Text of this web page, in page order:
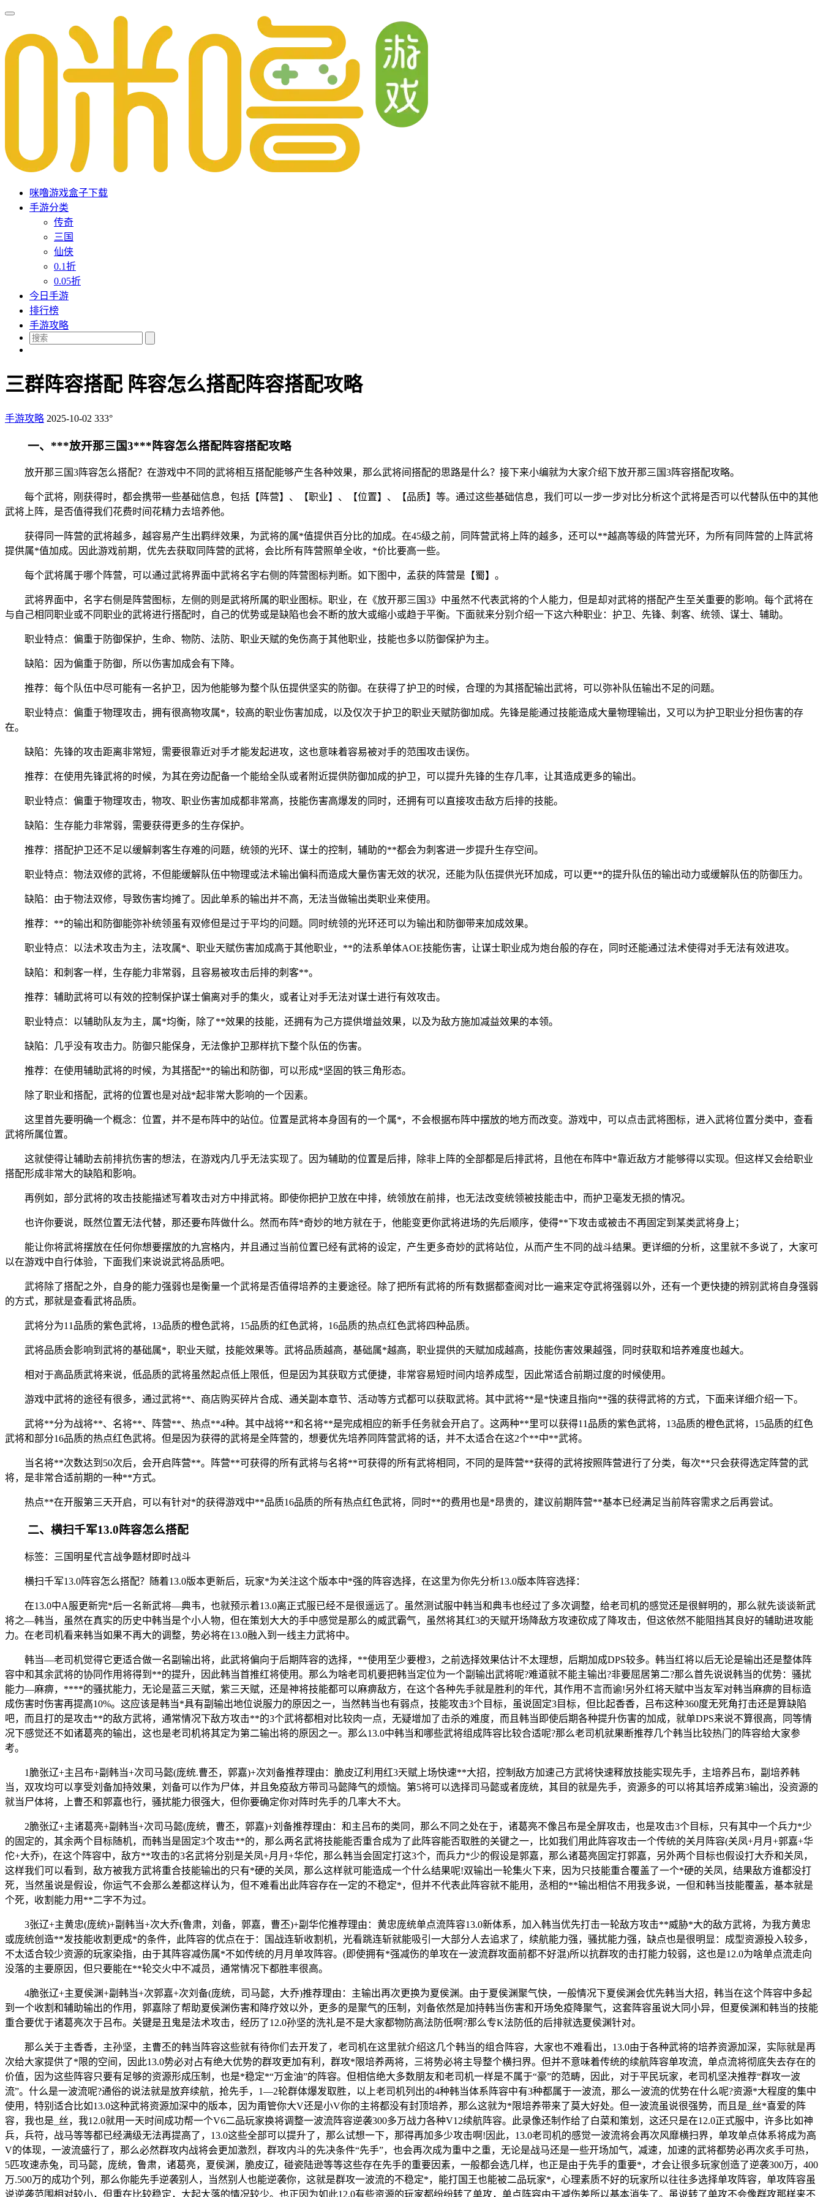
咪噜游戏盒子下载
手游分类
传奇
三国
仙侠
0.1折
0.05折
今日手游
排行榜
手游攻略
三群阵容搭配 阵容怎么搭配阵容搭配攻略
手游攻略 2025-10-02 333°
一、***放开那三国3***阵容怎么搭配阵容搭配攻略
放开那三国3阵容怎么搭配？在游戏中不同的武将相互搭配能够产生各种效果，那么武将间搭配的思路是什么？接下来小编就为大家介绍下放开那三国3阵容搭配攻略。
每个武将，刚获得时，都会携带一些基础信息，包括【阵营】、【职业】、【位置】、【品质】等。通过这些基础信息，我们可以一步一步对比分析这个武将是否可以代替队伍中的其他
武将上阵，是否值得我们花费时间花精力去培养他。
获得同一阵营的武将越多，越容易产生出羁绊效果，为武将的属*值提供百分比的加成。在45级之前，同阵营武将上阵的越多，还可以**越高等级的阵营光环，为所有同阵营的上阵武将
提供属*值加成。因此游戏前期，优先去获取同阵营的武将，会比所有阵营照单全收，*价比要高一些。
每个武将属于哪个阵营，可以通过武将界面中武将名字右侧的阵营图标判断。如下图中，孟获的阵营是【蜀】。
武将界面中，名字右侧是阵营图标，左侧的则是武将所属的职业图标。职业，在《放开那三国3》中虽然不代表武将的个人能力，但是却对武将的搭配产生至关重要的影响。每个武将在
与自己相同职业或不同职业的武将进行搭配时，自己的优势或是缺陷也会不断的放大或缩小或趋于平衡。下面就来分别介绍一下这六种职业：护卫、先锋、刺客、统领、谋士、辅助。
职业特点：偏重于防御保护，生命、物防、法防、职业天赋的免伤高于其他职业，技能也多以防御保护为主。
缺陷：因为偏重于防御，所以伤害加成会有下降。
推荐：每个队伍中尽可能有一名护卫，因为他能够为整个队伍提供坚实的防御。在获得了护卫的时候，合理的为其搭配输出武将，可以弥补队伍输出不足的问题。
职业特点：偏重于物理攻击，拥有很高物攻属*，较高的职业伤害加成，以及仅次于护卫的职业天赋防御加成。先锋是能通过技能造成大量物理输出，又可以为护卫职业分担伤害的存
在。
缺陷：先锋的攻击距离非常短，需要很靠近对手才能发起进攻，这也意味着容易被对手的范围攻击误伤。
推荐：在使用先锋武将的时候，为其在旁边配备一个能给全队或者附近提供防御加成的护卫，可以提升先锋的生存几率，让其造成更多的输出。
职业特点：偏重于物理攻击，物攻、职业伤害加成都非常高，技能伤害高爆发的同时，还拥有可以直接攻击敌方后排的技能。
缺陷：生存能力非常弱，需要获得更多的生存保护。
推荐：搭配护卫还不足以缓解刺客生存难的问题，统领的光环、谋士的控制，辅助的**都会为刺客进一步提升生存空间。
职业特点：物法双修的武将，不但能缓解队伍中物理或法术输出偏科而造成大量伤害无效的状况，还能为队伍提供光环加成，可以更**的提升队伍的输出动力或缓解队伍的防御压力。
缺陷：由于物法双修，导致伤害均摊了。因此单系的输出并不高，无法当做输出类职业来使用。
推荐：**的输出和防御能弥补统领虽有双修但是过于平均的问题。同时统领的光环还可以为输出和防御带来加成效果。
职业特点：以法术攻击为主，法攻属*、职业天赋伤害加成高于其他职业，**的法系单体AOE技能伤害，让谋士职业成为炮台般的存在，同时还能通过法术使得对手无法有效进攻。
缺陷：和刺客一样，生存能力非常弱，且容易被攻击后排的刺客**。
推荐：辅助武将可以有效的控制保护谋士偏离对手的集火，或者让对手无法对谋士进行有效攻击。
职业特点：以辅助队友为主，属*均衡，除了**效果的技能，还拥有为己方提供增益效果，以及为敌方施加减益效果的本领。
缺陷：几乎没有攻击力。防御只能保身，无法像护卫那样抗下整个队伍的伤害。
推荐：在使用辅助武将的时候，为其搭配**的输出和防御，可以形成*坚固的铁三角形态。
除了职业和搭配，武将的位置也是对战*起非常大影响的一个因素。
这里首先要明确一个概念：位置，并不是布阵中的站位。位置是武将本身固有的一个属*，不会根据布阵中摆放的地方而改变。游戏中，可以点击武将图标，进入武将位置分类中，查看
武将所属位置。
这就使得让辅助去前排抗伤害的想法，在游戏内几乎无法实现了。因为辅助的位置是后排，除非上阵的全部都是后排武将，且他在布阵中*靠近敌方才能够得以实现。但这样又会给职业
搭配形成非常大的缺陷和影响。
再例如，部分武将的攻击技能描述写着攻击对方中排武将。即使你把护卫放在中排，统领放在前排，也无法改变统领被技能击中，而护卫毫发无损的情况。
也许你要说，既然位置无法代替，那还要布阵做什么。然而布阵*奇妙的地方就在于，他能变更你武将进场的先后顺序，使得**下攻击或被击不再固定到某类武将身上；
能让你将武将摆放在任何你想要摆放的九宫格内，并且通过当前位置已经有武将的设定，产生更多奇妙的武将站位，从而产生不同的战斗结果。更详细的分析，这里就不多说了，大家可
以在游戏中自行体验，下面我们来说说武将品质吧。
武将除了搭配之外，自身的能力强弱也是衡量一个武将是否值得培养的主要途径。除了把所有武将的所有数据都查阅对比一遍来定夺武将强弱以外，还有一个更快捷的辨别武将自身强弱
的方式，那就是查看武将品质。
武将分为11品质的紫色武将，13品质的橙色武将，15品质的红色武将，16品质的热点红色武将四种品质。
武将品质会影响到武将的基础属*，职业天赋，技能效果等。武将品质越高，基础属*越高，职业提供的天赋加成越高，技能伤害效果越强，同时获取和培养难度也越大。
相对于高品质武将来说，低品质的武将虽然起点低上限低，但是因为其获取方式便捷，非常容易短时间内培养成型，因此常适合前期过度的时候使用。
游戏中武将的途径有很多，通过武将**、商店购买碎片合成、通关副本章节、活动等方式都可以获取武将。其中武将**是*快速且指向**强的获得武将的方式，下面来详细介绍一下。
武将**分为战将**、名将**、阵营**、热点**4种。其中战将**和名将**是完成相应的新手任务就会开启了。这两种**里可以获得11品质的紫色武将，13品质的橙色武将，15品质的红色
武将和部分16品质的热点红色武将。但是因为获得的武将是全阵营的，想要优先培养同阵营武将的话，并不太适合在这2个**中**武将。
当名将**次数达到50次后，会开启阵营**。阵营**可获得的所有武将与名将**可获得的所有武将相同，不同的是阵营**获得的武将按照阵营进行了分类，每次**只会获得选定阵营的武
将，是非常合适前期的一种**方式。
热点**在开服第三天开启，可以有针对*的获得游戏中**品质16品质的所有热点红色武将，同时**的费用也是*昂贵的，建议前期阵营**基本已经满足当前阵容需求之后再尝试。
二、横扫千军13.0阵容怎么搭配
标签：三国明星代言战争题材即时战斗
横扫千军13.0阵容怎么搭配？随着13.0版本更新后，玩家*为关注这个版本中*强的阵容选择，在这里为你先分析13.0版本阵容选择：
在13.0中A服更新完*后一名新武将—典韦，也就预示着13.0离正式服已经不是很遥远了。虽然测试服中韩当和典韦也经过了多次调整，给老司机的感觉还是很鲜明的，那么就先谈谈新武
将之—韩当，虽然在真实的历史中韩当是个小人物，但在策划大大的手中感觉是那么的威武霸气，虽然将其红3的天赋开场降敌方攻速砍成了降攻击，但这依然不能阻挡其良好的辅助进攻能
力。在老司机看来韩当如果不再大的调整，势必将在13.0融入到一线主力武将中。
韩当—老司机觉得它更适合做一名副输出将，此武将偏向于后期阵容的选择，**使用至少要橙3，之前选择效果估计不太理想，后期加成DPS较多。韩当红将以后无论是输出还是整体阵
容中和其余武将的协同作用将得到**的提升，因此韩当首推红将使用。那么为啥老司机要把韩当定位为一个副输出武将呢?难道就不能主输出?非要屈居第二?那么首先说说韩当的优势：骚扰
能力—麻痹，****的骚扰能力，无论是蓝三天赋，紫三天赋，还是神将技能都可以麻痹敌方，在这个各种先手就是胜利的年代，其作用不言而谕!另外红将天赋中当友军对韩当麻痹的目标造
成伤害时伤害再提高10%。这应该是韩当*具有副输出地位说服力的原因之一，当然韩当也有弱点，技能攻击3个目标，虽说固定3目标，但比起香香，吕布这种360度无死角打击还是算缺陷
吧，而且打的是攻击**的敌方武将，通常情况下敌方攻击**的3个武将都相对比较肉一点，无疑增加了击杀的难度，而且韩当即使后期各种提升伤害的加成，就单DPS来说不算很高，同等情
况下感觉还不如诸葛亮的输出，这也是老司机将其定为第二输出将的原因之一。那么13.0中韩当和哪些武将组成阵容比较合适呢?那么老司机就果断推荐几个韩当比较热门的阵容给大家参
考。
1脆张辽+主吕布+副韩当+次司马懿(庞统.曹丕，郭嘉)+次刘备推荐理由：脆皮辽利用红3天赋上场快速**大招，控制敌方加速己方武将快速释放技能实现先手，主培养吕布，副培养韩
当，双攻均可以享受刘备加持效果，刘备可以作为尸体，并且免疫敌方带司马懿降气的烦恼。第5将可以选择司马懿或者庞统，其目的就是先手，资源多的可以将其培养成第3输出，没资源的
就当尸体将，上曹丕和郭嘉也行，骚扰能力很强大，但你要确定你对阵时先手的几率大不大。
2脆张辽+主诸葛亮+副韩当+次司马懿(庞统，曹丕，郭嘉)+刘备推荐理由：和主吕布的类同，那么不同之处在于，诸葛亮不像吕布是全屏攻击，也是攻击3个目标，只有其中一个兵力*少
的固定的，其余两个目标随机，而韩当是固定3个攻击**的，那么两名武将技能能否重合成为了此阵容能否取胜的关键之一，比如我们用此阵容攻击一个传统的关月阵容(关凤+月月+郭嘉+华
佗+大乔)，在这个阵容中，敌方**攻击的3名武将分别是关凤+月月+华佗，那么韩当会固定打这3个，而兵力*少的假设是郭嘉，那么诸葛亮固定打郭嘉，另外两个目标也假设打大乔和关凤，
这样我们可以看到，敌方被我方武将重合技能输出的只有*硬的关凤，那么这样就可能造成一个什么结果呢!双输出一轮集火下来，因为只技能重合覆盖了一个*硬的关凤，结果敌方谁都没打
死，当然虽说是假设，你运气不会那么差都这样认为，但不难看出此阵容存在一定的不稳定*，但并不代表此阵容就不能用，丞相的**输出相信不用我多说，一但和韩当技能覆盖，基本就是
个死，收割能力用**二字不为过。
3张辽+主黄忠(庞统)+副韩当+次大乔(鲁肃，刘备，郭嘉，曹丕)+副华佗推荐理由：黄忠庞统单点流阵容13.0新体系，加入韩当优先打击一轮敌方攻击**威胁*大的敌方武将，为我方黄忠
或庞统创造**发技能收割更成*的条件，此阵容的优点在于：国战连斩收割机，光看跳连斩就能吸引一大部分人去追求了，续航能力强，骚扰能力强，缺点也是很明显：成型资源投入较多，
不太适合较少资源的玩家染指，由于其阵容减伤属*不如传统的月月单攻阵容。(即使拥有*强减伤的单攻在一波流群攻面前都不好混)所以抗群攻的击打能力较弱，这也是12.0为啥单点流走向
没落的主要原因，但只要能在**轮交火中不减员，通常情况下都胜率很高。
4脆张辽+主夏侯渊+副韩当+次郭嘉+次刘备(庞统，司马懿，大乔)推荐理由：主输出再次更换为夏侯渊。由于夏侯渊聚气快，一般情况下夏侯渊会优先韩当大招，韩当在这个阵容中多起
到一个收割和辅助输出的作用，郭嘉除了帮助夏侯渊伤害和降疗效以外，更多的是聚气的压制，刘备依然是加持韩当伤害和开场免疫降聚气，这套阵容虽说大同小异，但夏侯渊和韩当的技能
重合要优于诸葛亮次于吕布。关键是丑鬼是法术攻击，经历了12.0孙坚的洗礼是不是大家都物防高法防低啊?那么专K法防低的后排就选夏侯渊针对。
那么关于主香香，主孙坚，主曹丕的韩当阵容这些就有待你们去开发了，老司机在这里就介绍这几个韩当的组合阵容，大家也不难看出，13.0由于各种武将的培养资源加深，实际就是再
次给大家提供了*限的空间，因此13.0势必对占有绝大优势的群攻更加有利，群攻*限培养两将，三将势必将主导整个横扫界。但并不意味着传统的续航阵容单攻流，单点流将彻底失去存在的
价值，因为这些阵容只要有足够的资源形成压制，也是*稳定*“万金油”的阵容。但相信绝大多数朋友和老司机一样是不属于“豪”的范畴，因此，对于平民玩家，老司机坚决推荐“群攻一波
流”。什么是一波流呢?通俗的说法就是放弃续航，抢先手，1—2轮群体爆发取胜，以上老司机列出的4种韩当体系阵容中有3种都属于一波流，那么一波流的优势在什么呢?资源*大程度的集中
使用，特别适合比如13.0这种武将资源加深中的版本，因为甭管你大V还是小V你的主将都没有封顶培养，那么这就为*限培养带来了莫大好处。但一波流虽说很强势，而且是_丝*喜爱的阵
容，我也是_丝，我12.0就用一天时间成功帮一个V6二品玩家换将调整一波流阵容逆袭300多万战力各种V12续航阵容。此录像还制作给了白菜和策划，这还只是在12.0正式服中，许多比如神
兵，兵符，战马等等都已经满级无法再提高了，13.0这些全部可以提升了，那么试想一下，那得再加多少攻击啊!因此，13.0老司机的感觉一波流将会再次风靡横扫界，单攻单点体系将成为高
V的体现，一波流盛行了，那么必然群攻内战将会更加激烈，群攻内斗的先决条件“先手”，也会再次成为重中之重，无论是战马还是一些开场加气，减速，加速的武将都势必再次炙手可热，
5匹攻速赤兔，司马懿，庞统，鲁肃，诸葛亮，夏侯渊，脆皮辽，碰瓷陆逊等等这些存在先手的重要因素，一般都会选几样，也正是由于先手的重要*，才会让很多玩家创造了逆袭300万，400
万.500万的成功个列，那么你能先手逆袭别人，当然别人也能逆袭你，这就是群攻一波流的不稳定*，能打国王也能被二品玩家*，心理素质不好的玩家所以往往多选择单攻阵容，单攻阵容虽
说逆袭范围相对较小，但重在比较稳定，大起大落的情况较少。也正因为如此12.0有些资源的玩家都纷纷转了单攻，单点阵容由于减伤差所以基本消失了。虽说转了单攻不会像群攻那样来不